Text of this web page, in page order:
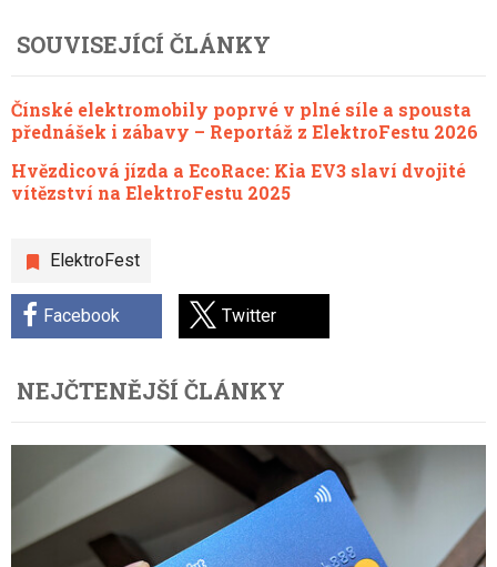
ElektroFest
Facebook Twitter
SOUVISEJÍCÍ ČLÁNKY
Čínské elektromobily poprvé v plné síle a spousta
přednášek i zábavy – Reportáž z ElektroFestu 2026
Hvězdicová jízda a EcoRace: Kia EV3 slaví dvojité
vítězství na ElektroFestu 2025
NEJČTENĚJŠÍ ČLÁNKY